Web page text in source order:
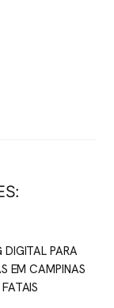
DIGITAL PARA
EM CAMPINAS